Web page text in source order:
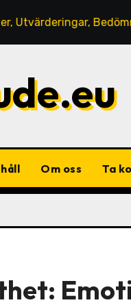
Bedömningar
Om oss Ta